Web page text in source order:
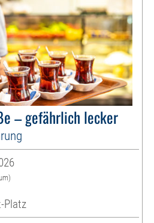
– gefährlich lecker
Platz